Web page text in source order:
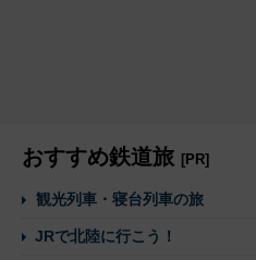
おすすめ鉄道旅 [PR]
観光列車・寝台列車の旅
JRで北陸に行こう！